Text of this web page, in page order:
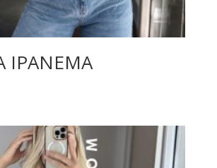
IPANEMA